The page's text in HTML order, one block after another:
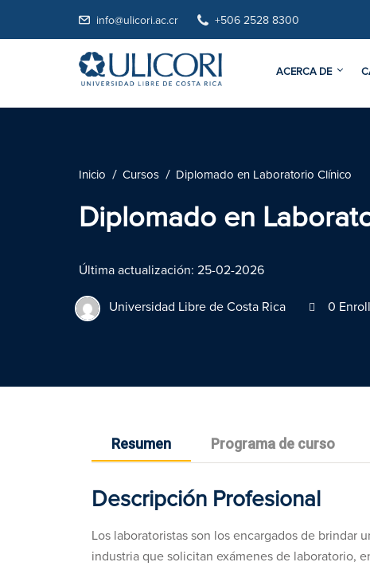
info@ulicori.ac.cr +506 2528 8300
ACERCA DE
Inicio Cursos Diplomado en Laboratorio Clínico
Diplomado en
Última actualización: 25-02-2026
Universidad Libre de Costa Rica 0
Resumen Programa de curso
Descripción Profesional
Los laboratoristas son los encargados de brindar
industria que solicitan exámenes de laboratorio,